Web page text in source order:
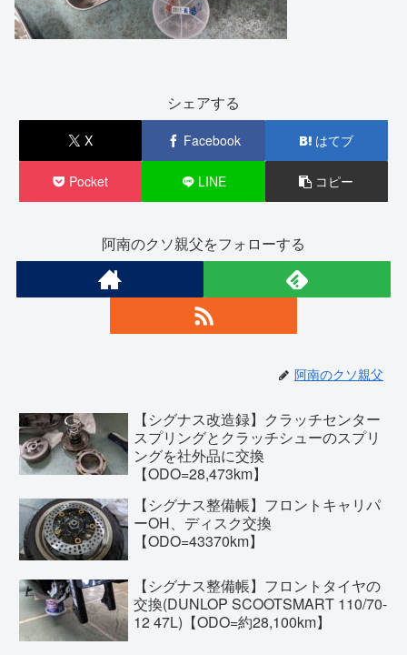
シェアする
X Facebook はてブ
Pocket LINE コピー
阿南のクソ親父をフォローする
阿南のクソ親父
【シグナス改造録】クラッチセンター
スプリングとクラッチシューのスプリ
ングを社外品に交換
【ODO=28,473km】
【シグナス整備帳】フロントキャリパ
ーOH、ディスク交換
【ODO=43370km】
【シグナス整備帳】フロントタイヤの
交換(DUNLOP SCOOTSMART 110/70-
12 47L)【ODO=約28,100km】